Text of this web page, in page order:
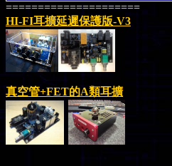
=====================
HI-FI耳擴延遲保護版-V3
真空管+FET的A類耳擴